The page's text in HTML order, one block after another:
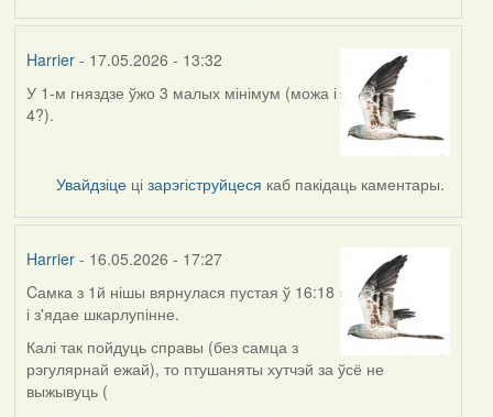
Harrier- 17.05.2026 - 13:32
У 1-м гняздзе ўжо 3 малых мінімум (можа і
4?).
Увайдзіце цізарэгіструйцеся каб пакідаць каментары.
Harrier- 16.05.2026 - 17:27
Cамка з 1й нішы вярнулася пустая ў 16:18
і з'ядае шкарлупінне.
Калі так пойдуць справы (без самца з
рэгулярнай ежай), то птушаняты хутчэй за ўсё не
выжывуць (